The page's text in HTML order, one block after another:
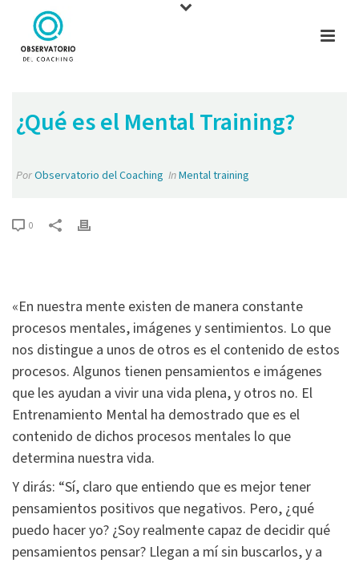
¿Qué es el Mental Training?
PorObservatorio del Coaching InMental training
0
«En nuestra mente existen de manera constante
procesos mentales, imágenes y sentimientos. Lo que
nos distingue a unos de otros es el contenido de estos
procesos. Algunos tienen pensamientos e imágenes
que les ayudan a vivir una vida plena, y otros no. El
Entrenamiento Mental ha demostrado que es el
contenido de dichos procesos mentales lo que
determina nuestra vida.
Y dirás: “Sí, claro que entiendo que es mejor tener
pensamientos positivos que negativos. Pero, ¿qué
puedo hacer yo? ¿Soy realmente capaz de decidir qué
pensamientos pensar? Llegan a mí sin buscarlos, y a